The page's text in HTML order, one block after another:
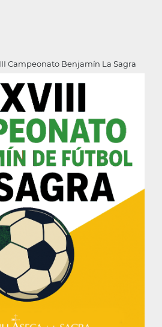
Campeonato Benjamín La Sagra